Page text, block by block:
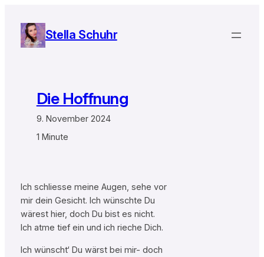
Inhalt
springen
Stella Schuhr
Die Hoffnung
9. November 2024
1 Minute
Ich schliesse meine Augen, sehe vor
mir dein Gesicht. Ich wünschte Du
wärest hier, doch Du bist es nicht.
Ich atme tief ein und ich rieche Dich.
Ich wünscht‘ Du wärst bei mir- doch